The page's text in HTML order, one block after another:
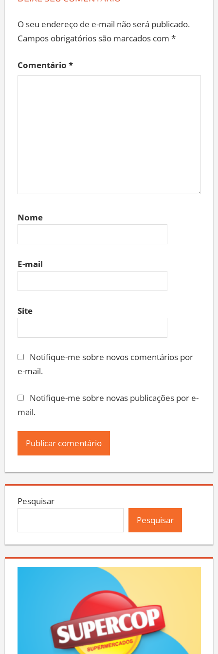
O seu endereço de e-mail não será publicado.
Campos obrigatórios são marcados com *
Comentário *
Nome
E-mail
Site
Notifique-me sobre novos comentários por
e-mail.
Notifique-me sobre novas publicações por e-
mail.
Pesquisar
Pesquisar